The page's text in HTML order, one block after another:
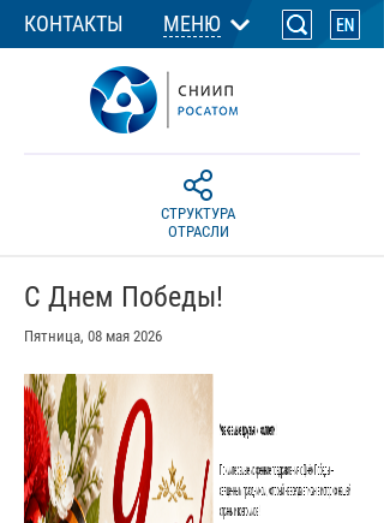
КОНТАКТЫ МЕНЮ
СТРУКТУРА
ОТРАСЛИ
С Днем Победы!
Пятница, 08 мая 2026